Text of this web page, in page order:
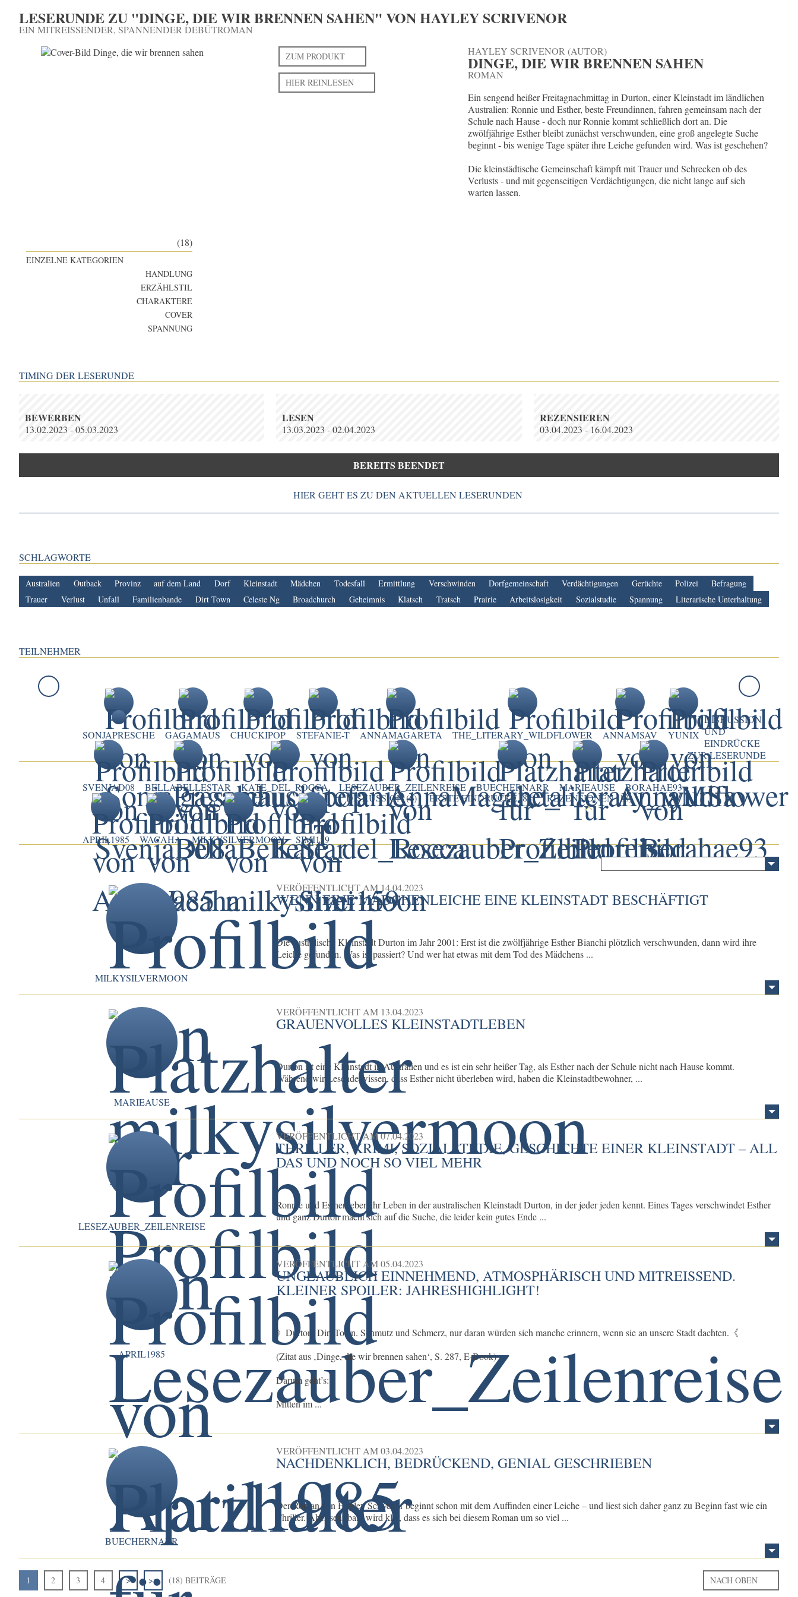
LESERUNDE ZU "DINGE, DIE WIR BRENNEN SAHEN" VON HAYLEY SCRIVENOR
EIN MITREISSENDER, SPANNENDER DEBÜTROMAN
(18)
EINZELNE KATEGORIEN
HANDLUNG
ERZÄHLSTIL
CHARAKTERE
COVER
SPANNUNG
ZUM PRODUKT
HIER REINLESEN
HAYLEY SCRIVENOR (AUTOR)
DINGE, DIE WIR BRENNEN SAHEN
ROMAN
Ein sengend heißer Freitagnachmittag in Durton, einer Kleinstadt im ländlichen
Australien: Ronnie und Esther, beste Freundinnen, fahren gemeinsam nach der
Schule nach Hause - doch nur Ronnie kommt schließlich dort an. Die
zwölfjährige Esther bleibt zunächst verschwunden, eine groß angelegte Suche
beginnt - bis wenige Tage später ihre Leiche gefunden wird. Was ist geschehen?
Die kleinstädtische Gemeinschaft kämpft mit Trauer und Schrecken ob des
Verlusts - und mit gegenseitigen Verdächtigungen, die nicht lange auf sich
warten lassen.
TIMING DER LESERUNDE
BEWERBEN
13.02.2023 - 05.03.2023
LESEN
13.03.2023 - 02.04.2023
REZENSIEREN
03.04.2023 - 16.04.2023
BEREITS BEENDET
HIER GEHT ES ZU DEN AKTUELLEN LESERUNDEN
SCHLAGWORTE
Australien Outback Provinz auf dem Land Dorf Kleinstadt Mädchen Todesfall Ermittlung Verschwinden Dorfgemeinschaft Verdächtigungen Gerüchte Polizei
Befragung
Trauer
Verlust Unfall Familienbande Dirt Town Celeste Ng Broadchurch Geheimnis Klatsch Tratsch Prairie Arbeitslosigkeit Sozialstudie Spannung Literarische Unterhaltung
TEILNEHMER
SONJAPRESCHE GAGAMAUS CHUCKIPOP STEFANIE-T ANNAMAGARETA THE_LITERARY_WILDFLOWER ANNAMSAV YUNIX
SVENJAD08 BELLABELLESTAR KATE_DEL_ROCCA LESEZAUBER_ZEILENREISE BUECHERNARR MARIEAUSE BORAHAE93
APRIL1985 WACAHA MILKYSILVERMOON SIMI159
DISKUSSION
UND
EINDRÜCKE
ZUR LESERUNDE
DISKUSSION (6) ERSTE EINDRÜCKE (88) REZENSIONEN (18)
MILKYSILVERMOON
VERÖFFENTLICHT AM 14.04.2023
WENN EINE MÄDCHENLEICHE EINE KLEINSTADT BESCHÄFTIGT
Die australische Kleinstadt Durton im Jahr 2001: Erst ist die zwölfjährige Esther Bianchi plötzlich verschwunden, dann wird ihre
Leiche gefunden. Was ist passiert? Und wer hat etwas mit dem Tod des Mädchens ...
MARIEAUSE
VERÖFFENTLICHT AM 13.04.2023
GRAUENVOLLES KLEINSTADTLEBEN
Durton ist eine Kleinstadt in Australien und es ist ein sehr heißer Tag, als Esther nach der Schule nicht nach Hause kommt.
Während wir Lesende wissen, dass Esther nicht überleben wird, haben die Kleinstadtbewohner, ...
LESEZAUBER_ZEILENREISE
VERÖFFENTLICHT AM07.04.2023
THRILLER, KRIMI, SOZIALSTUDIE, GESCHICHTE EINER KLEINSTADT – ALL
DAS UND NOCH SO VIEL MEHR
Ronnie und Esther leben ihr Leben in der australischen Kleinstadt Durton, in der jeder jeden kennt. Eines Tages verschwindet Esther
und ganz Durton macht sich auf die Suche, die leider kein gutes Ende ...
APRIL1985
VERÖFFENTLICHT AM05.04.2023
UNGLAUBLICH EINNEHMEND, ATMOSPHÄRISCH UND MITREISSEND. K
LEINER SPOILER: JAHRESHIGHLIGHT!
》Durton. Dirt Town. Schmutz und Schmerz, nur daran würden sich manche erinnern, wenn sie an unsere Stadt dachten.《
(Zitat aus ‚Dinge, die wir brennen sahen‘, S. 287, E-Book)
Darum geht’s:
Mitten im ...
BUECHERNARR
VERÖFFENTLICHT AM03.04.2023
NACHDENKLICH, BEDRÜCKEND, GENIAL GESCHRIEBEN
Der Roman von Hayley Scrivenor beginnt schon mit dem Auffinden einer Leiche – und liest sich daher ganz zu Beginn fast wie ein
Thriller. Aber sehr bald wird klar, dass es sich bei diesem Roman um so viel ...
1 2 3 4 > >> (18) BEITRÄGE NACH OBEN